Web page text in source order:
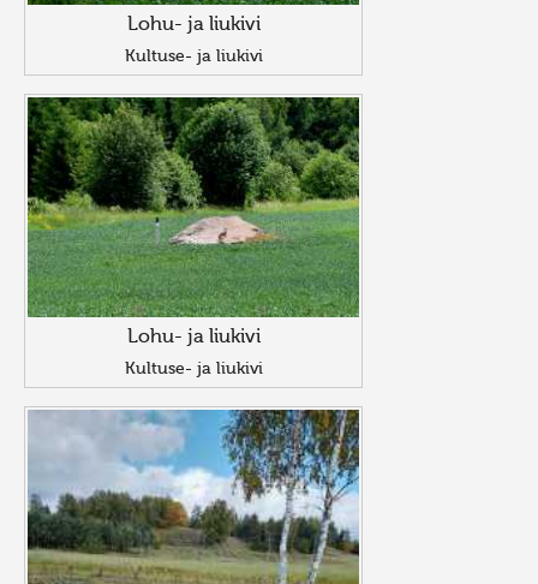
Lohu- ja liukivi
Kultuse- ja liukivi
Lohu- ja liukivi
Kultuse- ja liukivi